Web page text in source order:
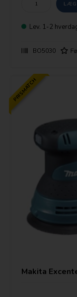
Lev. 1-2
BO5030
PRISMATCH
Makita